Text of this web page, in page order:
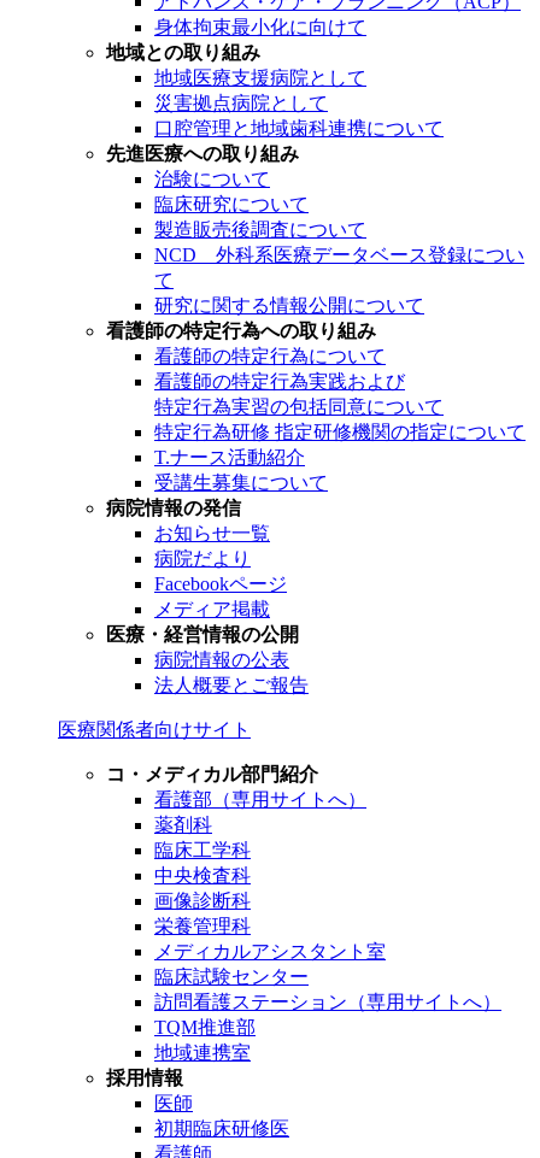
身体拘束最小化に向けて
地域との取り組み
地域医療支援病院として
災害拠点病院として
口腔管理と地域歯科連携について
先進医療への取り組み
治験について
臨床研究について
製造販売後調査について
NCD 外科系医療データベース登録につい
て
研究に関する情報公開について
看護師の特定行為への取り組み
看護師の特定行為について
看護師の特定行為実践および
特定行為実習の包括同意について
特定行為研修 指定研修機関の指定について
T.ナース活動紹介
受講生募集について
病院情報の発信
お知らせ一覧
病院だより
Facebookページ
メディア掲載
医療・経営情報の公開
病院情報の公表
法人概要とご報告
医療関係者向けサイト
コ・メディカル部門紹介
看護部（専用サイトへ）
薬剤科
臨床工学科
中央検査科
画像診断科
栄養管理科
メディカルアシスタント室
臨床試験センター
訪問看護ステーション（専用サイトへ）
TQM推進部
地域連携室
採用情報
医師
初期臨床研修医
看護師